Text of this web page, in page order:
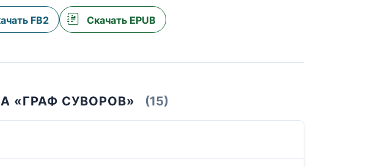
FB2 Скачать EPUB
«ГРАФ СУВОРОВ» (15)